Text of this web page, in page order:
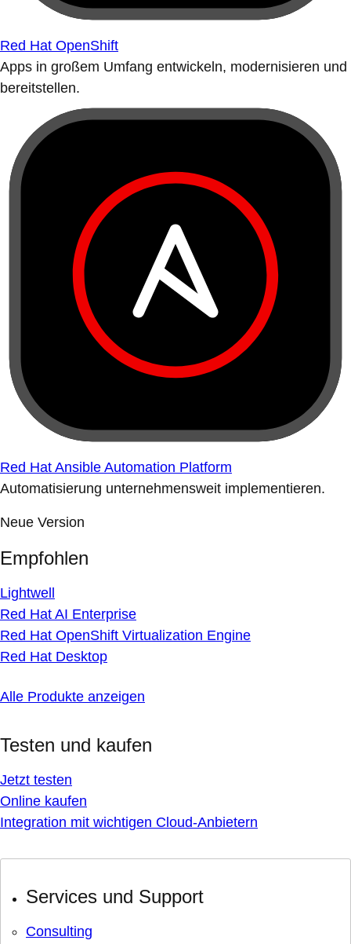
Red Hat OpenShift
Apps in großem Umfang entwickeln, modernisieren und
bereitstellen.
Red Hat Ansible Automation Platform
Automatisierung unternehmensweit implementieren.
Neue Version
Empfohlen
Lightwell
Red Hat AI Enterprise
Red Hat OpenShift Virtualization Engine
Red Hat Desktop
Alle Produkte anzeigen
Testen und kaufen
Jetzt testen
Online kaufen
Integration mit wichtigen Cloud-Anbietern
Services und Support
Consulting